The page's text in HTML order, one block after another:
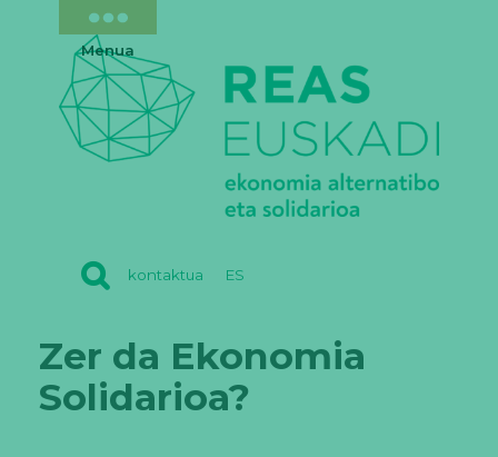
kontaktua ES
Menua
Zer da Ekonomia
Solidarioa?